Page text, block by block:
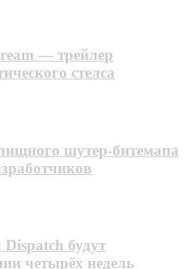
— трейлер
стелса
шутер-битемапа
будут
четырёх недель